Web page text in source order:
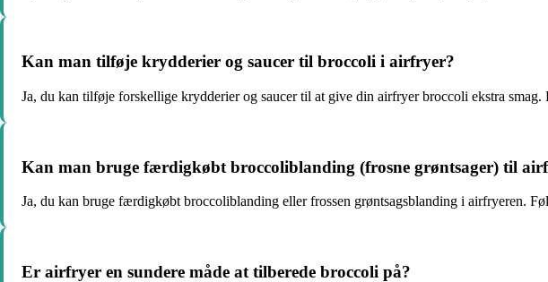
Kan man tilføje krydderier og saucer til broccoli i airfryer?
Ja, du kan tilføje forskellige krydderier og saucer til at give din airfryer broccoli ekstra
Kan man bruge færdigkøbt broccoliblanding (frosne grøntsager) til
Ja, du kan bruge færdigkøbt broccoliblanding eller frossen grøntsagsblanding i airfryeren.
Er airfryer en sundere måde at tilberede broccoli på?